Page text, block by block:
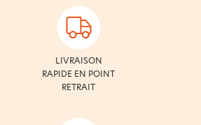
LIVRAISON
RAPIDE EN POINT
RETRAIT